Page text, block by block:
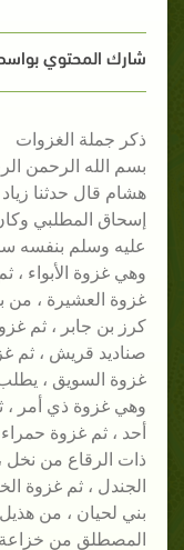
شارك المحتوي
ذكر جملة الغزوات
بسم الله الرحمن
هشام قال حدثنا
إسحاق المطلبي
عليه وسلم بنفسه
وهي غزوة الأبواء
غزوة العشيرة ، من
كرز بن جابر ، ثم
صناديد قريش ، ثم
غزوة السويق ،
وهي غزوة ذي أمر ،
أحد ، ثم غزوة
ذات الرقاع من نخل
الجندل ، ثم غزوة
بني لحيان ، من
المصطلق من خزاعة ،